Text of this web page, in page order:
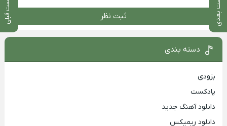
پست بعدی پست قبلی ثبت نظر
دسته بندی
بزودی
پادکست
دانلود آهنگ جدید
دانلود ریمیکس